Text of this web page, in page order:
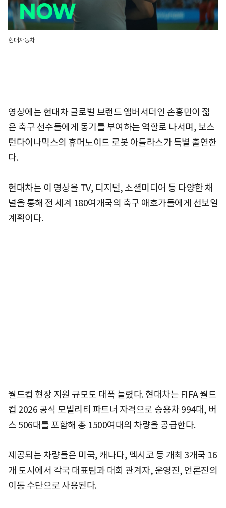
현대자동차
영상에는 현대차 글로벌 브랜드 앰버서더인 손흥민이 젊
은 축구 선수들에게 동기를 부여하는 역할로 나서며, 보스
턴다이나믹스의 휴머노이드 로봇 아틀라스가 특별 출연한
다.
현대차는 이 영상을 TV, 디지털, 소셜미디어 등 다양한 채
널을 통해 전 세계 180여개국의 축구 애호가들에게 선보일
계획이다.
월드컵 현장 지원 규모도 대폭 늘렸다. 현대차는 FIFA 월드
컵 2026 공식 모빌리티 파트너 자격으로 승용차 994대, 버
스 506대를 포함해 총 1500여대의 차량을 공급한다.
제공되는 차량들은 미국, 캐나다, 멕시코 등 개최 3개국 16
개 도시에서 각국 대표팀과 대회 관계자, 운영진, 언론진의
이동 수단으로 사용된다.